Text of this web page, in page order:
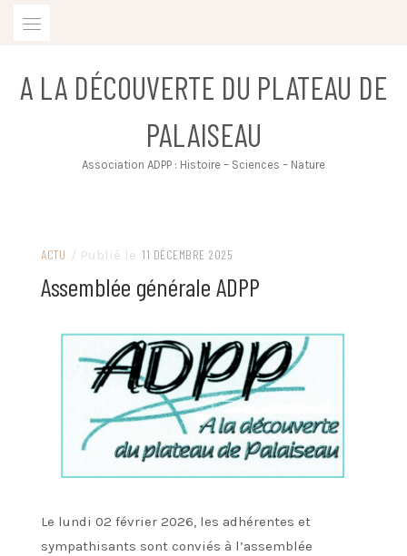
A LA DÉCOUVERTE DU PLATEAU DE
PALAISEAU
Association ADPP : Histoire – Sciences – Nature
ACTU / Publié le 11 DÉCEMBRE 2025
Assemblée générale ADPP
Le lundi 02 février 2026, les adhérentes et
sympathisants sont conviés à l’assemblée